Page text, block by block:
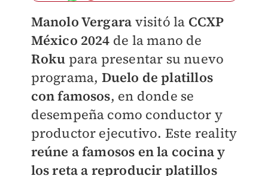
Manolo Vergara visitó la CCXP
México 2024 de la mano de
Roku para presentar su nuevo
programa, Duelo de platillos
con famosos, en donde se
desempeña como conductor y
productor ejecutivo. Este reality
reúne a famosos en la cocina y
los reta a reproducir platillos